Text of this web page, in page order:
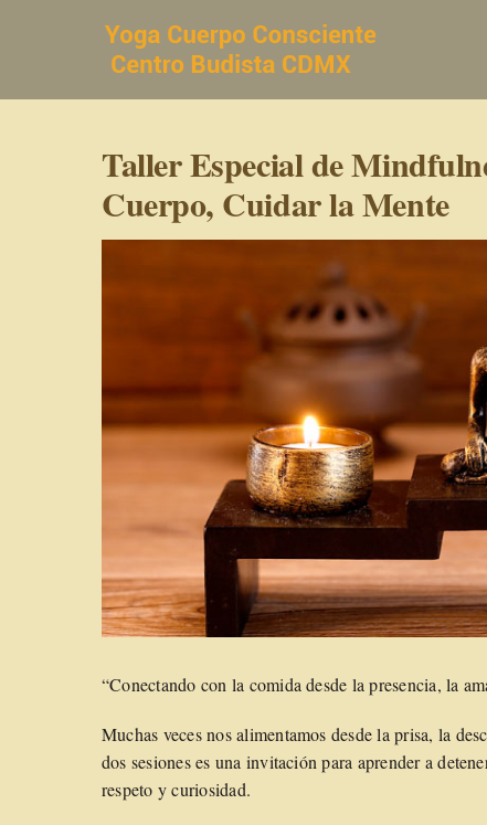
Taller Especial de
Cuerpo, Cuidar la Mente
“Conectando con la comida desde la presencia, la
Muchas veces nos alimentamos desde la prisa, la
dos sesiones es una invitación para aprender a
respeto y curiosidad.